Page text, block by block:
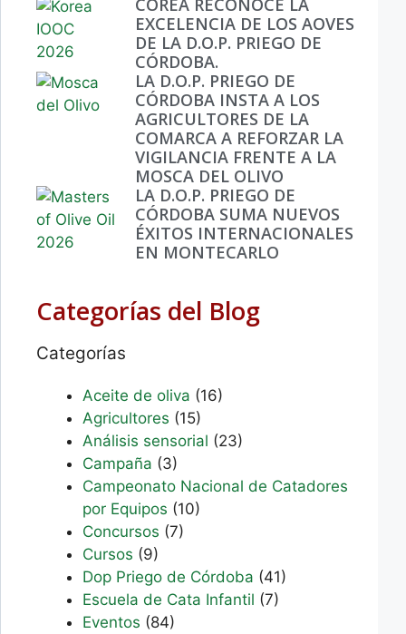
EXCELENCIA DE LOS AOVES
DE LA D.O.P. PRIEGO DE
CÓRDOBA.
LA D.O.P. PRIEGO DE
CÓRDOBA INSTA A LOS
AGRICULTORES DE LA
COMARCA A REFORZAR LA
VIGILANCIA FRENTE A LA
MOSCA DEL OLIVO
LA D.O.P. PRIEGO DE
CÓRDOBA SUMA NUEVOS
ÉXITOS INTERNACIONALES
EN MONTECARLO
Categorías del Blog
Categorías
Aceite de oliva (16)
Agricultores (15)
Análisis sensorial (23)
Campaña (3)
Campeonato Nacional de Catadores
por Equipos (10)
Concursos (7)
Cursos (9)
Dop Priego de Córdoba (41)
Escuela de Cata Infantil (7)
Eventos (84)